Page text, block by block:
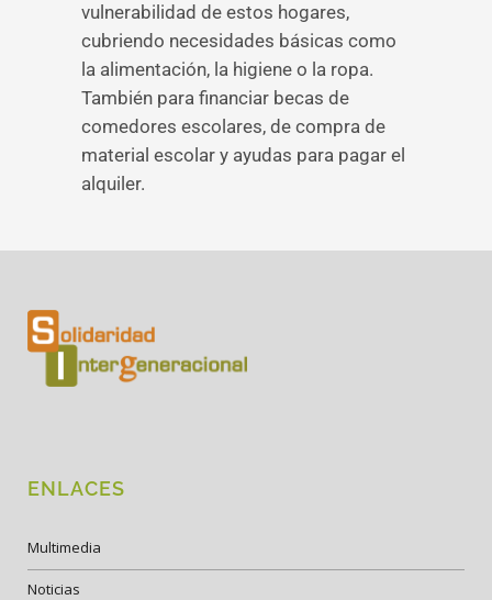
vulnerabilidad de estos hogares,
cubriendo necesidades básicas como
la alimentación, la higiene o la ropa.
También para financiar becas de
comedores escolares, de compra de
material escolar y ayudas para pagar el
alquiler.
ENLACES
Multimedia
Noticias